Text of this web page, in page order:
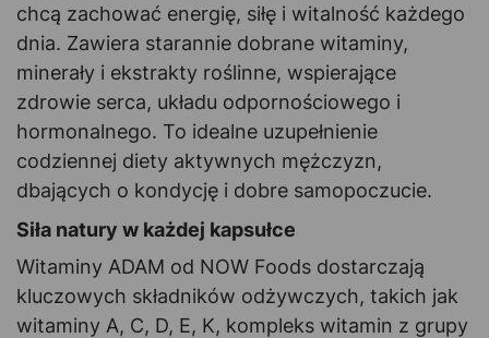
chcą zachować energię, siłę i witalność każdego
dnia. Zawiera starannie dobrane witaminy,
minerały i ekstrakty roślinne, wspierające
zdrowie serca, układu odpornościowego i
hormonalnego. To idealne uzupełnienie
codziennej diety aktywnych mężczyzn,
dbających o kondycję i dobre samopoczucie.
Siła natury w każdej kapsułce
Witaminy ADAM od NOW Foods dostarczają
kluczowych składników odżywczych, takich jak
witaminy A, C, D, E, K, kompleks witamin z grupy